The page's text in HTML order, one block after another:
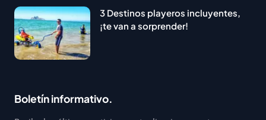
3 Destinos playeros incluyentes,
¡te van a sorprender!
Boletín informativo.